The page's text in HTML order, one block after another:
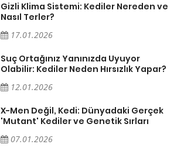
Gizli Klima Sistemi: Kediler Nereden ve
Nasıl Terler?
17.01.2026
Suç Ortağınız Yanınızda Uyuyor
Olabilir: Kediler Neden Hırsızlık Yapar?
12.01.2026
X-Men Değil, Kedi: Dünyadaki Gerçek
'Mutant' Kediler ve Genetik Sırları
07.01.2026